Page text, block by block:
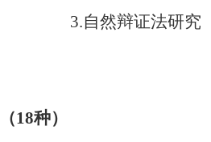
3.自然辩证法研究
（18种）